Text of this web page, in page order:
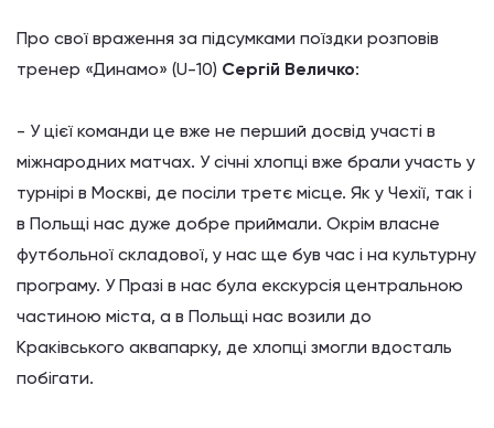
Про свої враження за підсумками поїздки розповів
тренер «Динамо» (U-10) Сергій Величко:
- У цієї команди це вже не перший досвід участі в
міжнародних матчах. У січні хлопці вже брали участь у
турнірі в Москві, де посіли третє місце. Як у Чехії, так і
в Польщі нас дуже добре приймали. Окрім власне
футбольної складової, у нас ще був час і на культурну
програму. У Празі в нас була екскурсія центральною
частиною міста, а в Польщі нас возили до
Краківського аквапарку, де хлопці змогли вдосталь
побігати.